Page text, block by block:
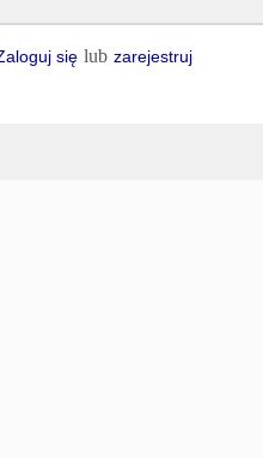
się lub zarejestruj